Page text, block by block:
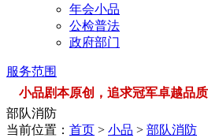
年会小品
公检普法
政府部门
服务范围
小品剧本原创，追求冠军卓越品
部队消防
当前位置： 首页 > 小品 > 部队消防